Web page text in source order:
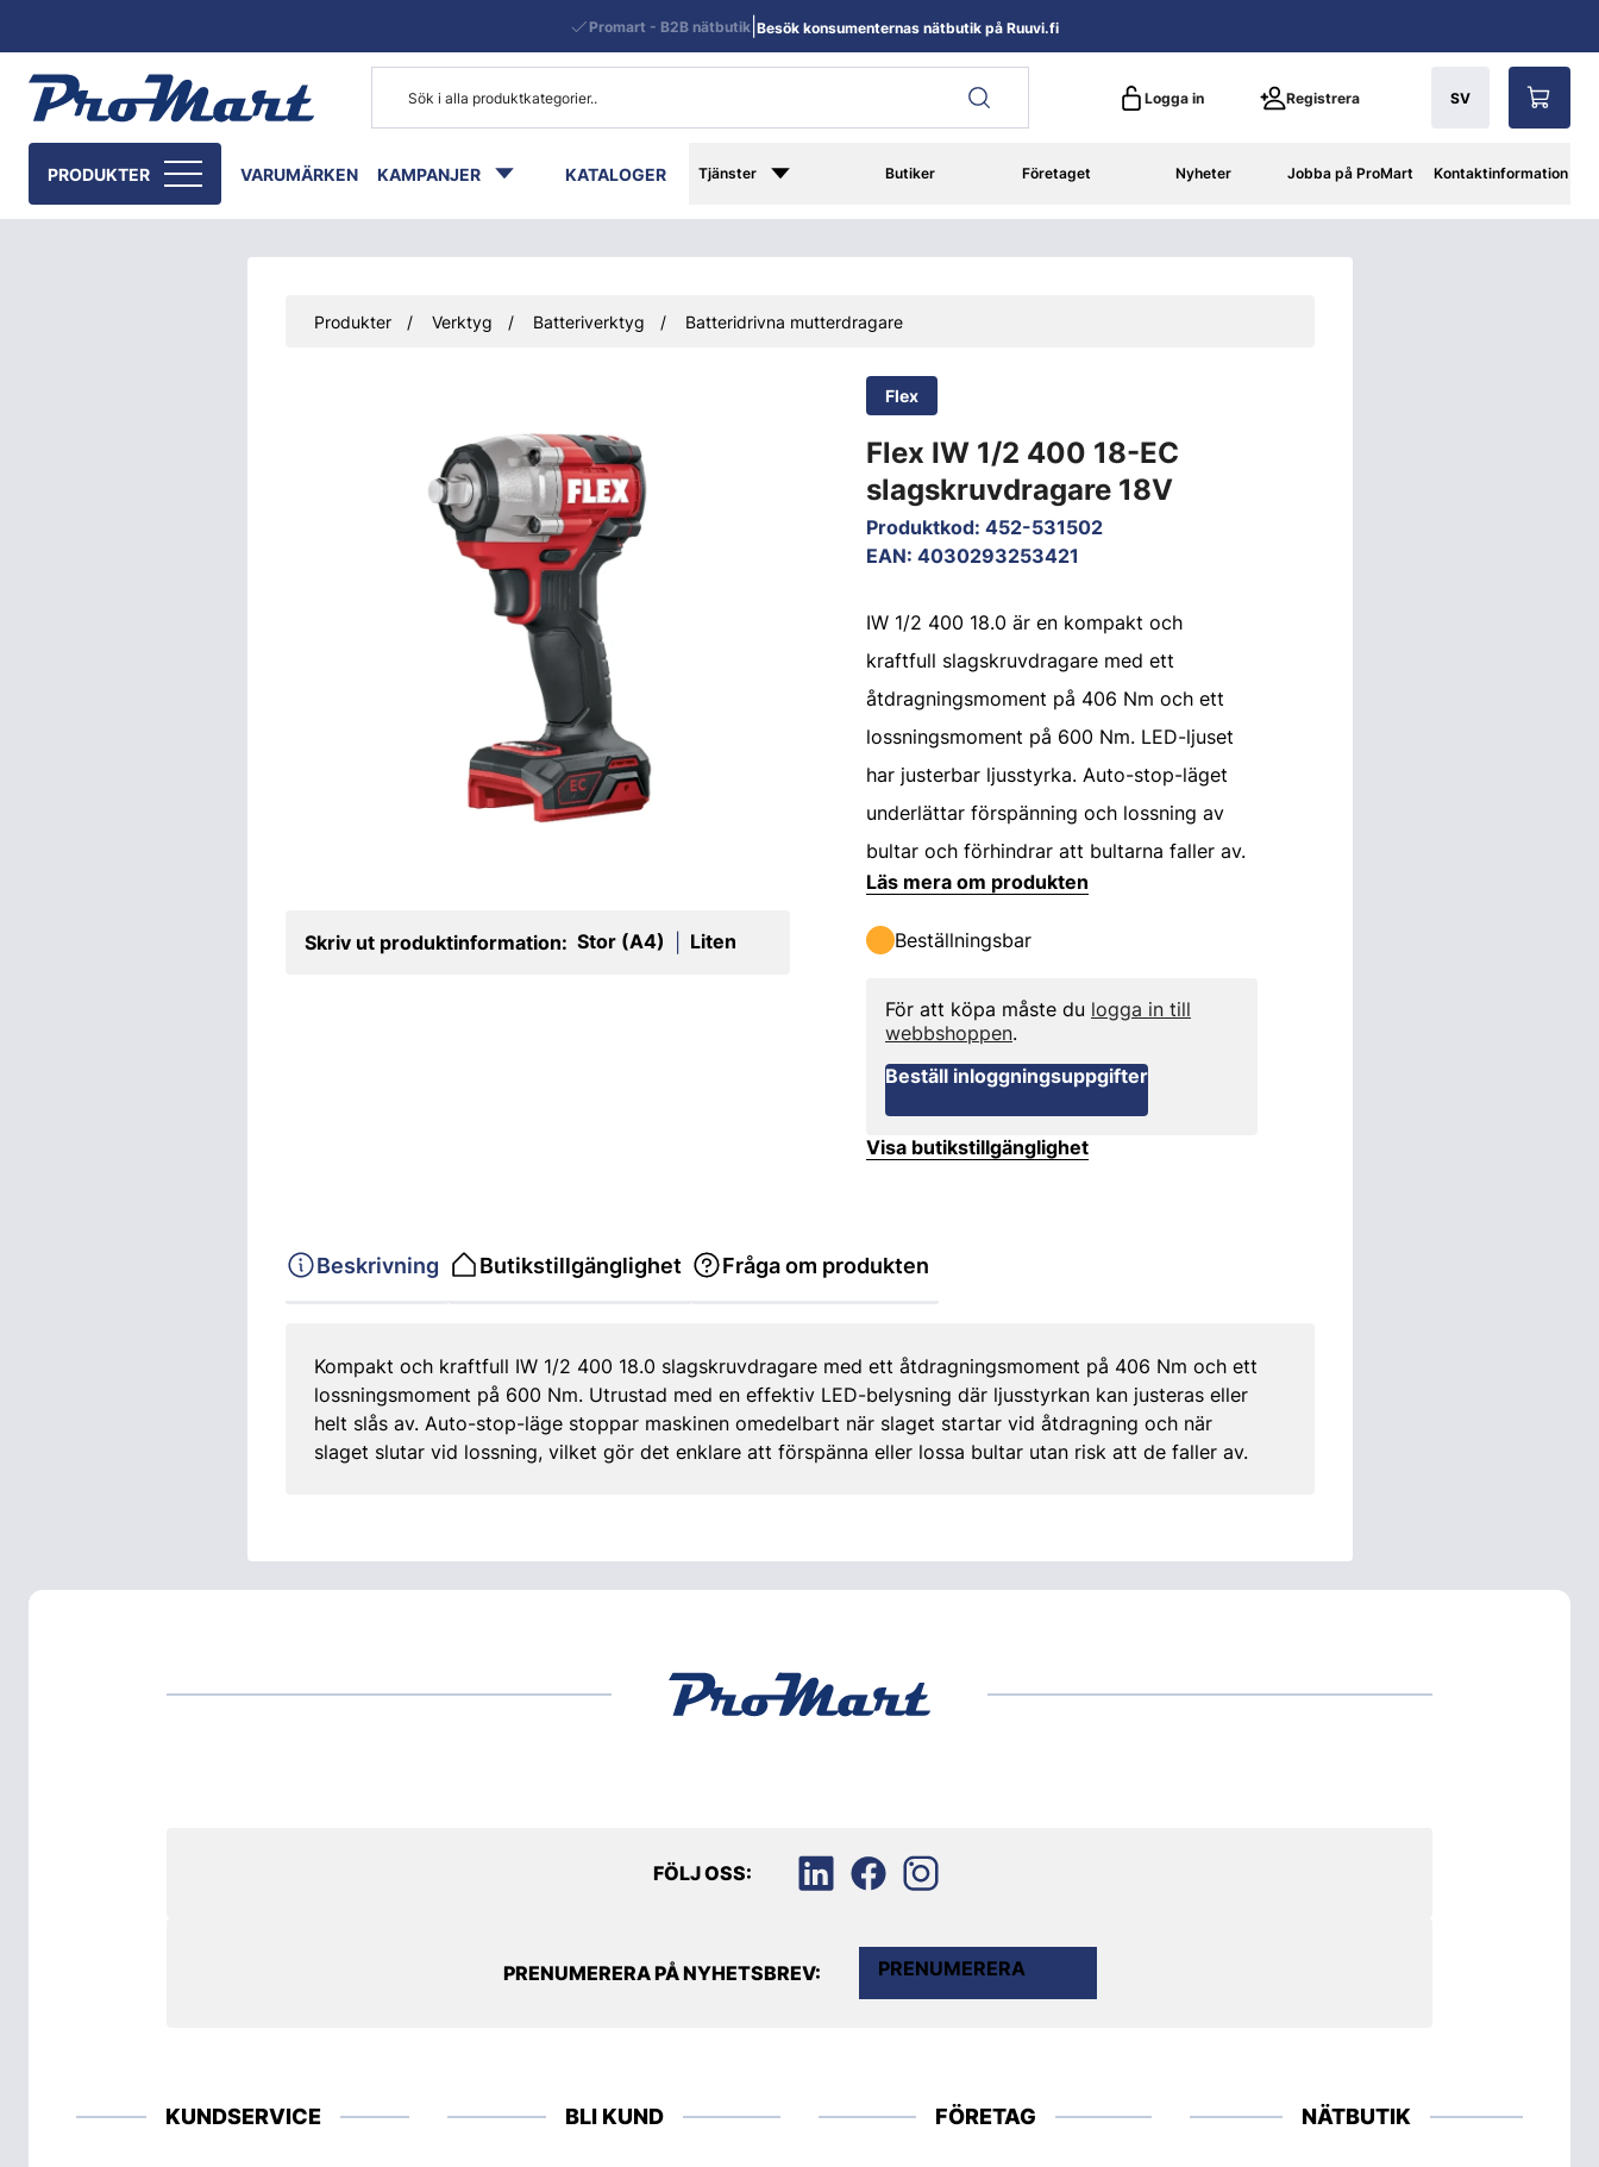
Logga in Registrera SV
PRODUKTER VARUMÄRKEN KAMPANJER KATALOGER Tjänster Butiker Företaget Nyheter Jobba på ProMart Kontaktinformation
Promart - B2B nätbutik Besök konsumenternas nätbutik på Ruuvi.fi
Produkter Verktyg Batteriverktyg Batteridrivna mutterdragare
Flex
Flex IW 1/2 400 18-EC
slagskruvdragare 18V
Produktkod: 452-531502
EAN: 4030293253421
Skriv ut produktinformation: Stor (A4) Liten
IW 1/2 400 18.0 är en kompakt och
kraftfull slagskruvdragare med ett
åtdragningsmoment på 406 Nm och ett
lossningsmoment på 600 Nm. LED-ljuset
har justerbar ljusstyrka. Auto-stop-läget
underlättar förspänning och lossning av
bultar och förhindrar att bultarna faller av.
Läs mera om produkten
Beställningsbar
För att köpa måste du logga in till
webbshoppen.
Beställ inloggningsuppgifter
Visa butikstillgänglighet
Beskrivning Butikstillgänglighet Fråga om produkten
Kompakt och kraftfull IW 1/2 400 18.0 slagskruvdragare med ett åtdragningsmoment på 406 Nm och ett
lossningsmoment på 600 Nm. Utrustad med en effektiv LED-belysning där ljusstyrkan kan justeras eller
helt slås av. Auto-stop-läge stoppar maskinen omedelbart när slaget startar vid åtdragning och när
slaget slutar vid lossning, vilket gör det enklare att förspänna eller lossa bultar utan risk att de faller av.
FÖLJ OSS:
PRENUMERERA PÅ NYHETSBREV: PRENUMERERA
KUNDSERVICE BLI KUND FÖRETAG NÄTBUTIK